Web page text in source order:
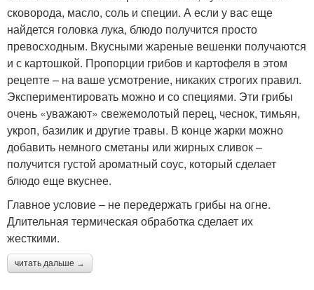
сковорода, масло, соль и специи. А если у вас еще
найдется головка лука, блюдо получится просто
превосходным. Вкусными жареные вешенки получаются
и с картошкой. Пропорции грибов и картофеля в этом
рецепте – на ваше усмотрение, никаких строгих правил.
Экспериментировать можно и со специями. Эти грибы
очень «уважают» свежемолотый перец, чеснок, тимьян,
укроп, базилик и другие травы. В конце жарки можно
добавить немного сметаны или жирных сливок –
получится густой ароматный соус, который сделает
блюдо еще вкуснее.
Главное условие – не передержать грибы на огне.
Длительная термическая обработка сделает их
жесткими.
читать дальше →